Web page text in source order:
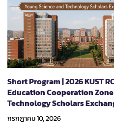
Short Program | 2026 KUST
Education Cooperation
Technology Scholars
กรกฎาคม 10, 2026